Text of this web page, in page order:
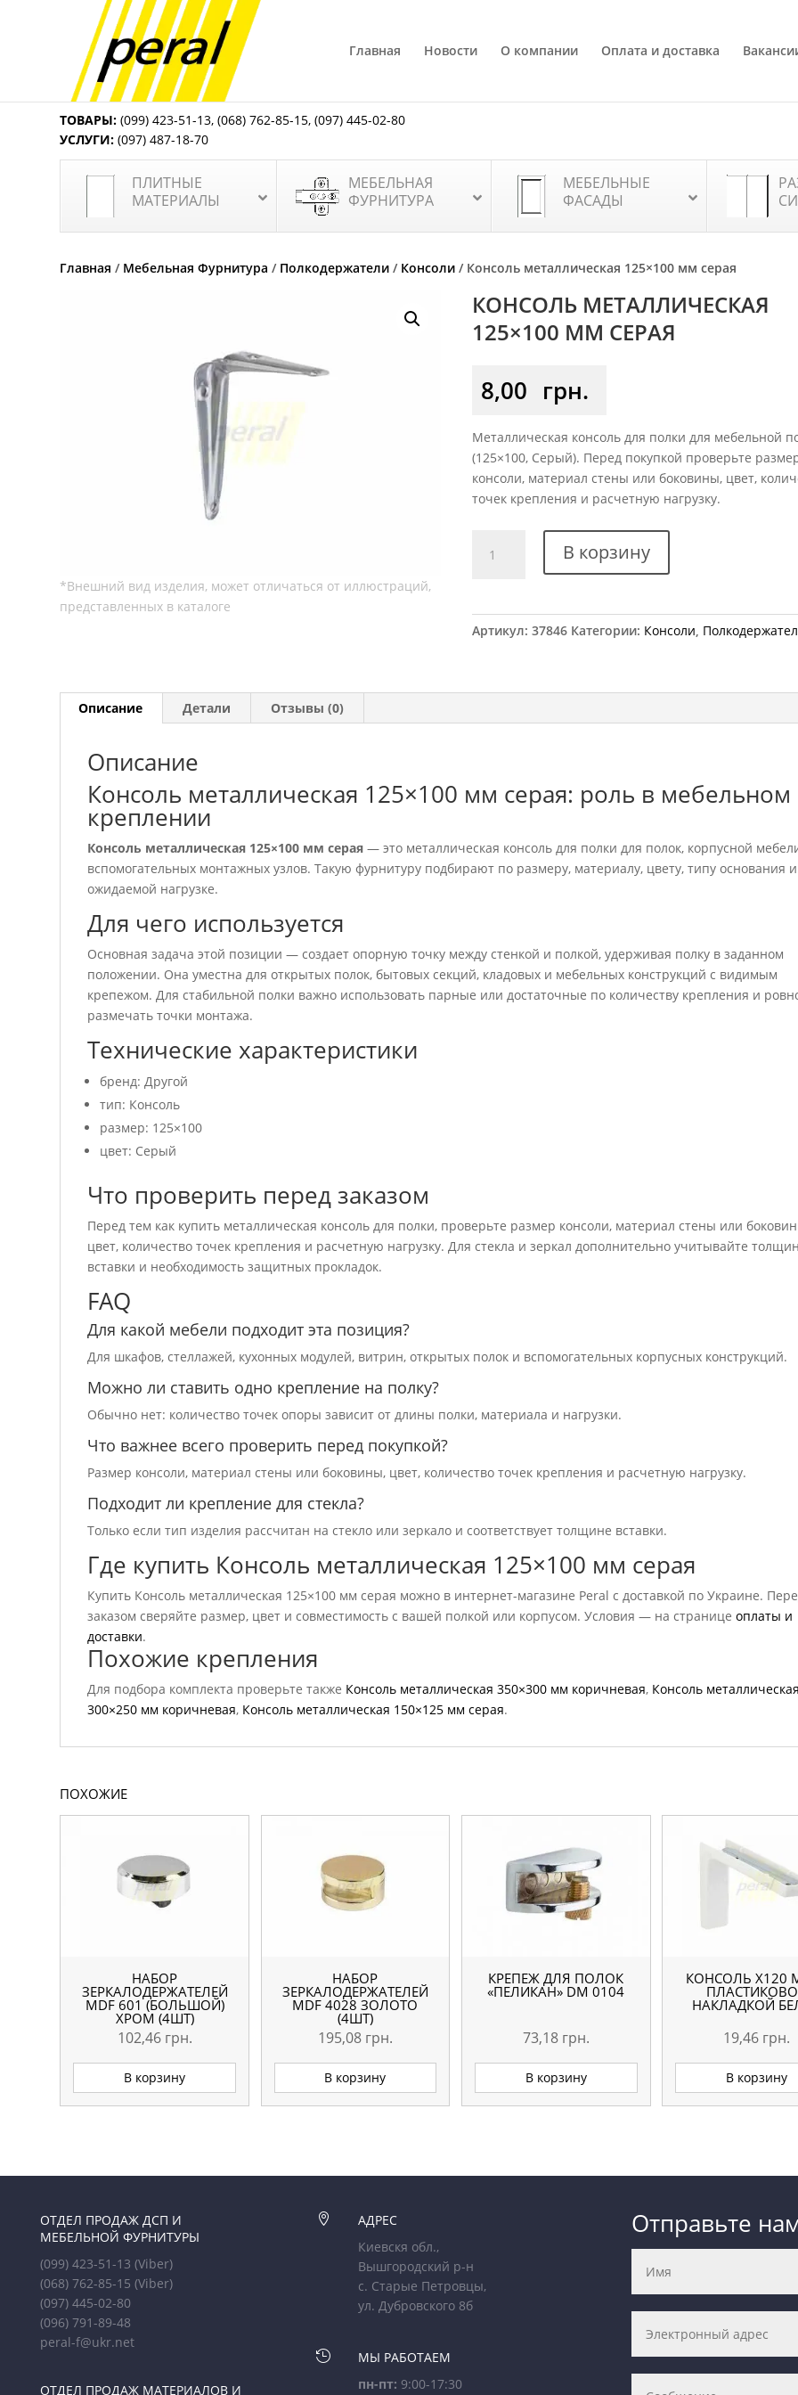
Главная Новости О компании Оплата и доставка
ТОВАРЫ: (099) 423-51-13,(068) 762-85-15,(097) 445-02-80
УСЛУГИ: (097) 487-18-70
ПЛИТНЫЕ
МАТЕРИАЛЫ
МЕБЕЛЬНАЯ
ФУРНИТУРА
МЕБЕЛЬНЫЕ
ФАСАДЫ
Главная / Мебельная Фурнитура / Полкодержатели / Консоли / Консоль металлическая 125×100 мм серая
КОНСОЛЬ МЕТАЛЛИЧЕСКАЯ
125×100 ММ СЕРАЯ
8,00 грн.
Металлическая консоль для полки для мебельной
(125×100, Серый). Перед покупкой проверьте
консоли, материал стены или боковины, цвет,
точек крепления и расчетную нагрузку.
товара
мм
В корзину
Артикул:37846 Категории: Консоли,
Описание Детали Отзывы (0)
Описание
Консоль металлическая 125×100 мм серая: роль в мебельном
креплении
Консоль металлическая 125×100 мм серая — это металлическая консоль для полки для полок, корпусной
вспомогательных монтажных узлов. Такую фурнитуру подбирают по размеру, материалу, цвету, типу основания и
ожидаемой нагрузке.
Для чего используется
Основная задача этой позиции — создает опорную точку между стенкой и полкой, удерживая полку в заданном
положении. Она уместна для открытых полок, бытовых секций, кладовых и мебельных конструкций с видимым
крепежом. Для стабильной полки важно использовать парные или достаточные по количеству крепления и
размечать точки монтажа.
Технические характеристики
бренд: Другой
тип: Консоль
размер: 125×100
цвет: Серый
Что проверить перед заказом
Перед тем как купить металлическая консоль для полки, проверьте размер консоли, материал стены или
цвет, количество точек крепления и расчетную нагрузку. Для стекла и зеркал дополнительно учитывайте
вставки и необходимость защитных прокладок.
FAQ
Для какой мебели подходит эта позиция?
Для шкафов, стеллажей, кухонных модулей, витрин, открытых полок и вспомогательных корпусных конструкций.
Можно ли ставить одно крепление на полку?
Обычно нет: количество точек опоры зависит от длины полки, материала и нагрузки.
Что важнее всего проверить перед покупкой?
Размер консоли, материал стены или боковины, цвет, количество точек крепления и расчетную нагрузку.
Подходит ли крепление для стекла?
Только если тип изделия рассчитан на стекло или зеркало и соответствует толщине вставки.
Где купить Консоль металлическая 125×100 мм серая
Купить Консоль металлическая 125×100 мм серая можно в интернет-магазине Peral с доставкой по Украине.
заказом сверяйте размер, цвет и совместимость с вашей полкой или корпусом. Условия — на страницеоплаты и
доставки.
Похожие крепления
Для подбора комплекта проверьте также Консоль металлическая 350×300 мм коричневая, Консоль металлическая
300×250 мм коричневая, Консоль металлическая 150×125 мм серая.
ПОХОЖИЕ
НАБОР
ЗЕРКАЛОДЕРЖАТЕЛЕЙ
MDF 601 (БОЛЬШОЙ)
ХРОМ (4ШТ)
102,46 грн.
В корзину
НАБОР
ЗЕРКАЛОДЕРЖАТЕЛЕЙ
MDF 4028 ЗОЛОТО
(4ШТ)
195,08 грн.
В корзину
КРЕПЕЖ ДЛЯ ПОЛОК
«ПЕЛИКАН» DM 0104
73,18 грн.
В корзину
КОНСОЛЬ Х120
НАКЛАДКОЙ
19,46 грн.
В корзину
ОТДЕЛ ПРОДАЖ ДСП И
МЕБЕЛЬНОЙ ФУРНИТУРЫ
(099) 423-51-13(Viber)
(068) 762-85-15(Viber)
(097) 445-02-80
(096) 791-89-48
peral-f@ukr.net
ОТДЕЛ ПРОДАЖ МАТЕРИАЛОВ И

АДРЕС
Киевскя обл.,
Вышгородский р-н
с. Старые Петровцы,
ул. Дубровского 8б

МЫ РАБОТАЕМ
пн-пт: 9:00-17:30
Отправьте